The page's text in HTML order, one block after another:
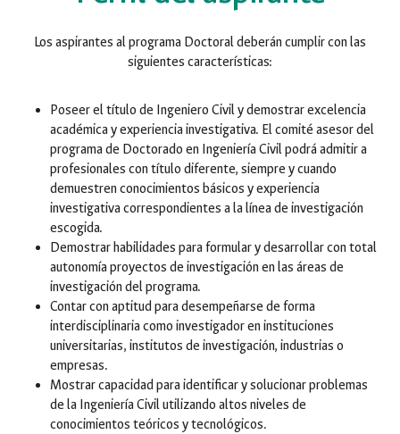
Los aspirantes al programa Doctoral deberán cumplir con las
siguientes características:
Poseer el título de Ingeniero Civil y demostrar excelencia
académica y experiencia investigativa. El comité asesor del
programa de Doctorado en Ingeniería Civil podrá admitir a
profesionales con título diferente, siempre y cuando
demuestren conocimientos básicos y experiencia
investigativa correspondientes a la línea de investigación
escogida.
Demostrar habilidades para formular y desarrollar con total
autonomía proyectos de investigación en las áreas de
investigación del programa.
Contar con aptitud para desempeñarse de forma
interdisciplinaria como investigador en instituciones
universitarias, institutos de investigación, industrias o
empresas.
Mostrar capacidad para identificar y solucionar problemas
de la Ingeniería Civil utilizando altos niveles de
conocimientos teóricos y tecnológicos.